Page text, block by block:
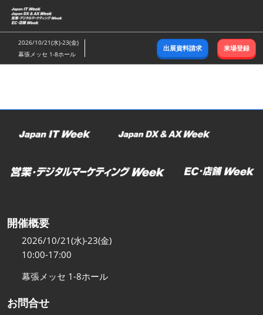
ス
キ
ッ
し
む
2026/10/21(水)-23(金)
幕張メッセ 1-8ホール
出展資料請求 来場登録
開催概要
2026/10/21(水)-23(金)
10:00-17:00
幕張メッセ 1-8ホール
お問合せ